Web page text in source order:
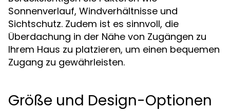
Sonnenverlauf, Windverhältnisse und
Sichtschutz. Zudem ist es sinnvoll, die
Überdachung in der Nähe von Zugängen zu
Ihrem Haus zu platzieren, um einen bequemen
Zugang zu gewährleisten.
Größe und Design-Optionen